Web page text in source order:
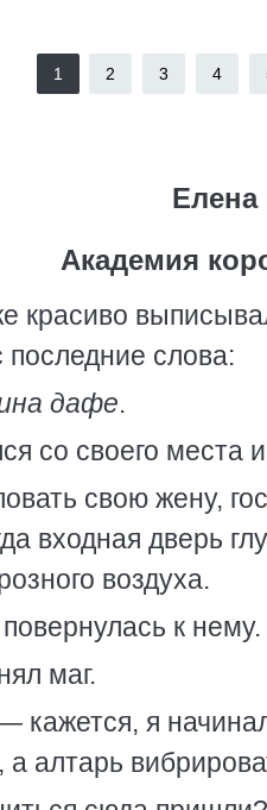
1 2 3 4
Елена
Академия
красиво
слова:
дафе.
со своего места
свою жену,
входная дверь
воздуха.
к нему.
маг.
я
а алтарь